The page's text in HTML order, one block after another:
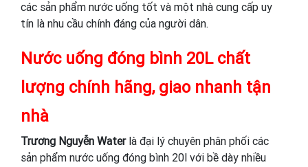
các sản phẩm nước uống tốt và một nhà cung cấp uy
tín là nhu cầu chính đáng của người dân.
Nước uống đóng bình 20L chất
lượng chính hãng, giao nhanh tận
nhà
Trương Nguyễn Waterlà đại lý chuyên phân phối các
sản phẩm nước uống đóng bình 20l với bề dày nhiều